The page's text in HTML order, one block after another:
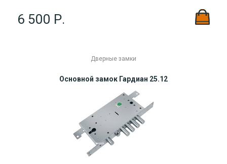
6 500 Р.
Дверные замки
Основной замок Гардиан 25.12